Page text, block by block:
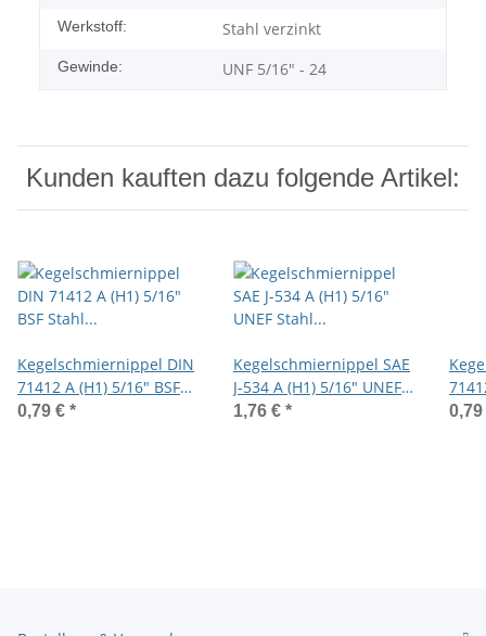
Werkstoff: Stahl verzinkt
Gewinde: UNF 5/16" - 24
Kunden kauften dazu folgende Artikel:
Kegelschmiernippel DIN
71412 A (H1) 5/16" BSF
Stahl verzinkt
0,79 € *
Kegelschmiernippel SAE
J-534 A (H1) 5/16" UNEF
Stahl verzinkt
1,76 € *